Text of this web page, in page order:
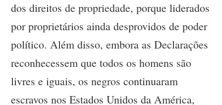
dos direitos de propriedade, porque liderados
por proprietários ainda desprovidos de poder
político. Além disso, embora as Declarações
reconhecessem que todos os homens são
livres e iguais, os negros continuaram
escravos nos Estados Unidos da América,